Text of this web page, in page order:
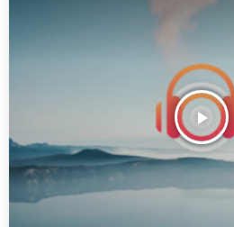
play_arrow